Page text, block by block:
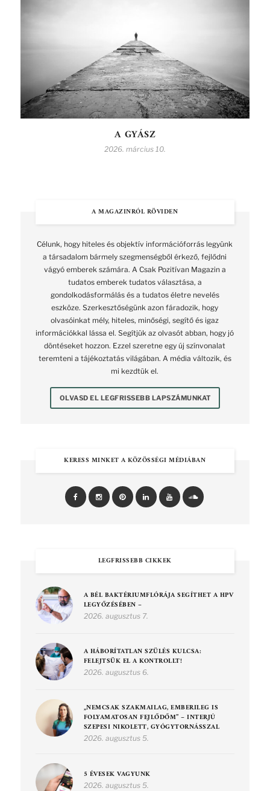
A GYÁSZ
2026. március 10.
A MAGAZINRÓL RÖVIDEN
Célunk, hogy hiteles és objektív információforrás legyünk
a társadalom bármely szegmenségből érkező, fejlődni
vágyó emberek számára. A Csak Pozitívan Magazin a
tudatos emberek tudatos választása, a
gondolkodásformálás és a tudatos életre nevelés
eszköze. Szerkesztőségünk azon fáradozik, hogy
olvasóinkat mély, hiteles, minőségi, segítő és igaz
információkkal lássa el. Segítjük az olvasót abban, hogy jó
döntéseket hozzon. Ezzel szeretne egy új színvonalat
teremteni a tájékoztatás világában. A média változik, és
mi kezdtük el.
OLVASD EL LEGFRISSEBB LAPSZÁMUNKAT
KERESS MINKET A KÖZÖSSÉGI MÉDIÁBAN
LEGFRISSEBB CIKKEK
A BÉL BAKTÉRIUMFLÓRÁJA SEGÍTHET A HPV
LEGYŐZÉSÉBEN –
2026. augusztus 7.
A HÁBORÍTATLAN SZÜLÉS KULCSA:
FELEJTSÜK EL A KONTROLLT!
2026. augusztus 6.
„NEMCSAK SZAKMAILAG, EMBERILEG IS
FOLYAMATOSAN FEJLŐDŐM” – INTERJÚ
SZEPESI NIKOLETT, GYÓGYTORNÁSSZAL
2026. augusztus 5.
5 ÉVESEK VAGYUNK
2026. augusztus 5.